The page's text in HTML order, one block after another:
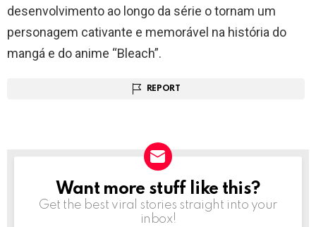
desenvolvimento ao longo da série o tornam um
personagem cativante e memorável na história do
mangá e do anime “Bleach”.
REPORT
NEWSLETTER
Want more stuff like this?
Get the best viral stories straight into your
inbox!